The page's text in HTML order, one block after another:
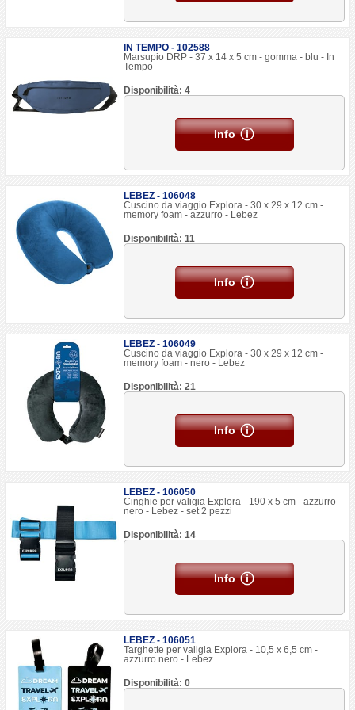
IN TEMPO - 102588
Marsupio DRP - 37 x 14 x 5 cm - gomma - blu - In
Tempo
Disponibilità: 4
Info
LEBEZ - 106048
Cuscino da viaggio Explora - 30 x 29 x 12 cm -
memory foam - azzurro - Lebez
Disponibilità: 11
Info
LEBEZ - 106049
Cuscino da viaggio Explora - 30 x 29 x 12 cm -
memory foam - nero - Lebez
Disponibilità: 21
Info
LEBEZ - 106050
Cinghie per valigia Explora - 190 x 5 cm - azzurro
nero - Lebez - set 2 pezzi
Disponibilità: 14
Info
LEBEZ - 106051
Targhette per valigia Explora - 10,5 x 6,5 cm -
azzurro nero - Lebez
Disponibilità: 0